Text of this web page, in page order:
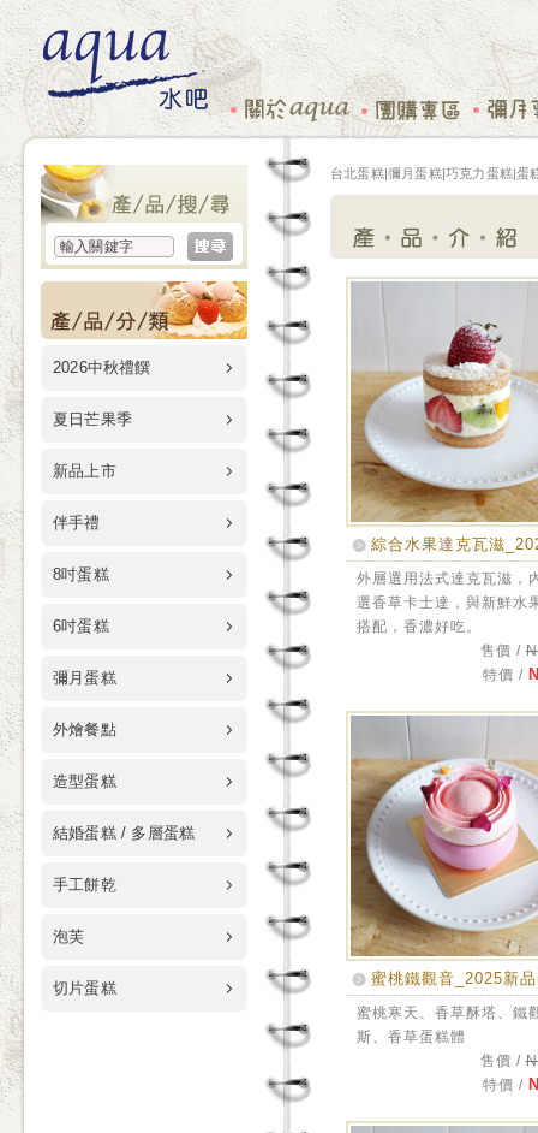
2026中秋禮饌
夏日芒果季
新品上市
伴手禮
8吋蛋糕
6吋蛋糕
彌月蛋糕
外燴餐點
造型蛋糕
結婚蛋糕 / 多層蛋糕
手工餅乾
泡芙
切片蛋糕
台北蛋糕|彌月蛋糕|巧克力蛋糕|蛋
綜合水果達克瓦滋
外層選用法式達克瓦滋，
選香草卡士達，與新鮮水
搭配，香濃好吃。
售價 /
特價 /
蜜桃鐵觀音_2025新
蜜桃寒天、香草酥塔、鐵
斯、香草蛋糕體
售價 /
特價 /